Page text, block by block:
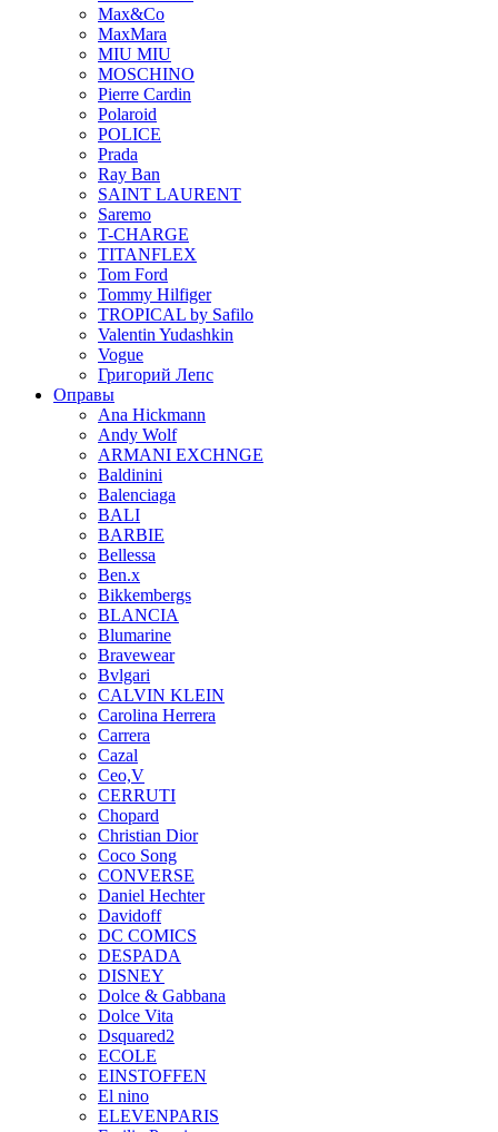
Max&Co
MaxMara
MIU MIU
MOSCHINO
Pierre Cardin
Polaroid
POLICE
Prada
Ray Ban
SAINT LAURENT
Saremo
T-CHARGE
TITANFLEX
Tom Ford
Tommy Hilfiger
TROPICAL by Safilo
Valentin Yudashkin
Vogue
Григорий Лепс
Оправы
Ana Hickmann
Andy Wolf
ARMANI EXCHNGE
Baldinini
Balenciaga
BALI
BARBIE
Bellessa
Ben.x
Bikkembergs
BLANCIA
Blumarine
Bravewear
Bvlgari
CALVIN KLEIN
Carolina Herrera
Carrera
Cazal
Ceo,V
CERRUTI
Chopard
Christian Dior
Coco Song
CONVERSE
Daniel Hechter
Davidoff
DC COMICS
DESPADA
DISNEY
Dolce & Gabbana
Dolce Vita
Dsquared2
ECOLE
EINSTOFFEN
El nino
ELEVENPARIS